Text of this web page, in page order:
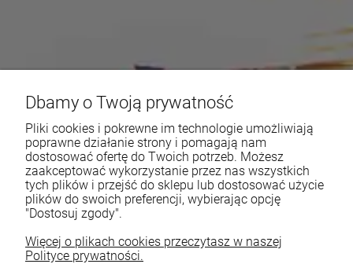
Dbamy o Twoją prywatność
Pliki cookies i pokrewne im technologie umożliwiają
poprawne działanie strony i pomagają nam
dostosować ofertę do Twoich potrzeb. Możesz
zaakceptować wykorzystanie przez nas wszystkich
tych plików i przejść do sklepu lub dostosować użycie
plików do swoich preferencji, wybierając opcję
"Dostosuj zgody".
Więcej o plikach cookies przeczytasz w naszej
Polityce prywatności.